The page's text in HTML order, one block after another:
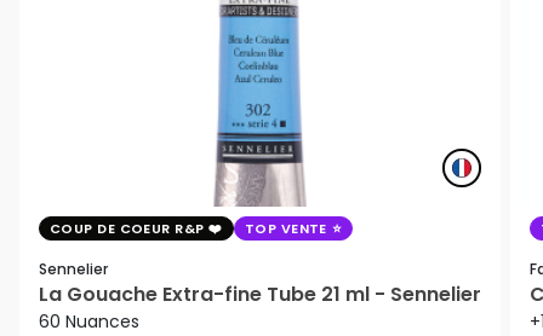
COUP DE COEUR R&P TOP VENTE
Sennelier
La Gouache Extra-fine Tube 21 ml - Sennelier
60 Nuances